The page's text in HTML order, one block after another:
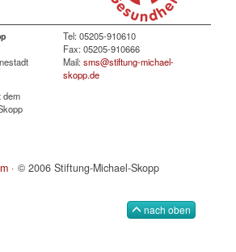
Tel: 05205-910610
Fax: 05205-910666
Mail: sms@stiftung-michael-
skopp.de
dem
· © 2006 Stiftung-Michael-Skopp
nach oben